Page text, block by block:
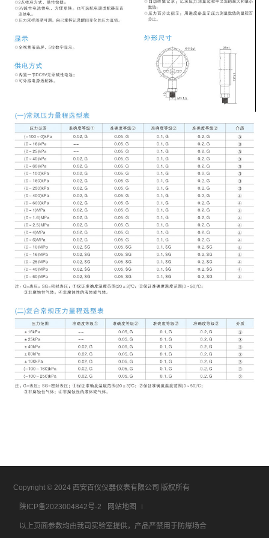
Copyright © 2024 西安百仪仪器仪表有限公司 版权所有
陕ICP备2023004842号-2 网站地图
以上页面参数均由我司实验室提供，产品严禁用于防爆场合